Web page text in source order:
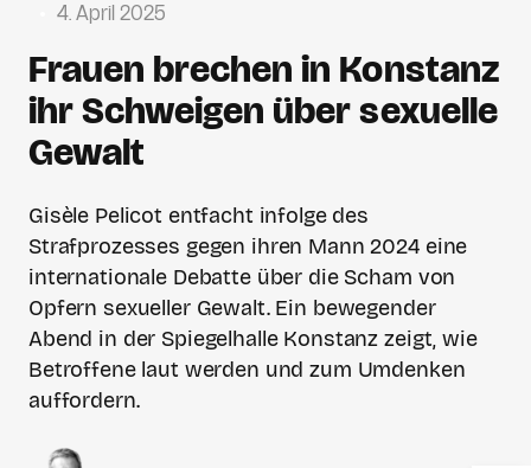
4. April 2025
Frauen brechen in Konstanz
ihr Schweigen über sexuelle
Gewalt
Gisèle Pelicot entfacht infolge des
Strafprozesses gegen ihren Mann 2024 eine
internationale Debatte über die Scham von
Opfern sexueller Gewalt. Ein bewegender
Abend in der Spiegelhalle Konstanz zeigt, wie
Betroffene laut werden und zum Umdenken
auffordern.